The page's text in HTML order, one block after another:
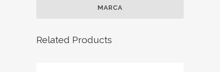
MARCA
Related Products